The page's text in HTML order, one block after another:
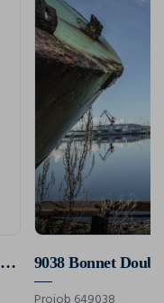
3508 Calecon Thermo Regulateur Laine Merino